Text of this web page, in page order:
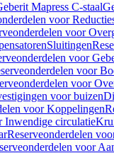
Mapress C-staal
voor
voor
Sluitingen
voor
voor
voor
voor buizen
voor Koppelingen
Inwendige circulatie
Reserveonderdelen
voor